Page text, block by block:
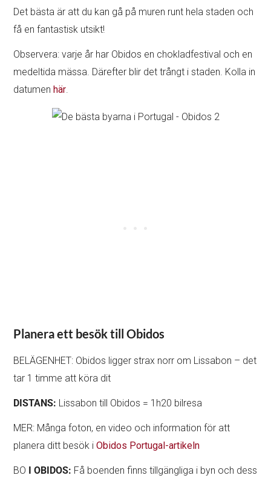
Det bästa är att du kan gå på muren runt hela staden och
få en fantastisk utsikt!
Observera: varje år har Obidos en chokladfestival och en
medeltida mässa. Därefter blir det trångt i staden. Kolla in
datumenhär.
Planera ett besök till Obidos
BELÄGENHET: Obidos ligger strax norr om Lissabon – det
tar 1 timme att köra dit
DISTANS: Lissabon till Obidos = 1h20 bilresa
MER: Många foton, en video och information för att
planera ditt besök iObidos Portugal-artikeln
BO I OBIDOS: Få boenden finns tillgängliga i byn och dess